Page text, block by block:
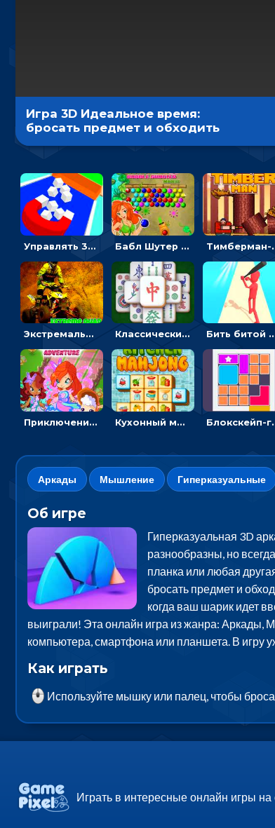
Игра 3D Идеальное время:
бросать предмет и обходить
преграды
Управлять 3D магнитом, чтобы собирать фигуры и сбрасывать в пропасть Бабл Шутер в джунглях: стрелять шариками по цветным целям Тимберман-
Экстремальные пазлы с квадроциклами: собирать крутые тачки Классический маджонг на время: находить пары одинаковых плиток, чтобы расчищать поле Бить битой по шарику, чтобы сбивать кубики
Приключения Клуба Винкс: менять дорожки, чтобы собирать кристаллы Кухонный маджонг: соединять пары посуды и расчищать поле Блокскейп-
Аркады Мышление Гиперказуальные
Об игре
Гиперказуальная 3D
разнообразны, но
планка или любая
бросать предмет и
когда ваш шарик идет
выиграли! Эта онлайн игра из жанра: Аркады,
компьютера, смартфона или планшета. В игру
Как играть
Используйте мышку или палец, чтобы
Играть в интересные онлайн игры на